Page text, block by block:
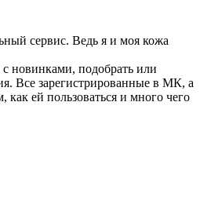
сервис. Ведь я и моя кожа
с новинками, подобрать или
Все зарегистрированные в МК, а
ей пользоваться и много чего